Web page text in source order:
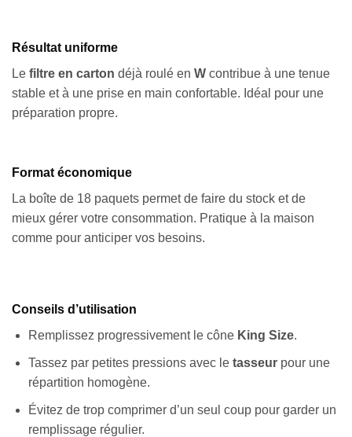
Résultat uniforme
Le filtre en carton déjà roulé en W contribue à une tenue
stable et à une prise en main confortable. Idéal pour une
préparation propre.
Format économique
La boîte de 18 paquets permet de faire du stock et de
mieux gérer votre consommation. Pratique à la maison
comme pour anticiper vos besoins.
Conseils d’utilisation
Remplissez progressivement le cône King Size.
Tassez par petites pressions avec le tasseurpour une
répartition homogène.
Évitez de trop comprimer d’un seul coup pour garder un
remplissage régulier.